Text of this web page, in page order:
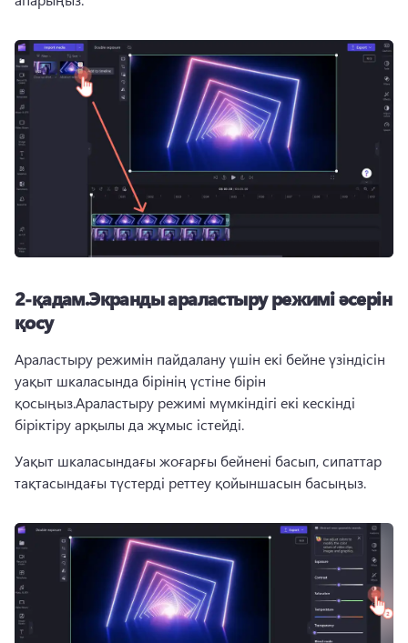
2-қадам.Экранды араластыру режимі әсерін
қосу
Араластыру режимін пайдалану үшін екі бейне үзіндісін
уақыт шкаласында бірінің үстіне бірін
қосыңыз.Араластыру режимі мүмкіндігі екі кескінді
біріктіру арқылы да жұмыс істейді.
Уақыт шкаласындағы жоғарғы бейнені басып, сипаттар
тақтасындағы түстерді реттеу қойыншасын басыңыз.